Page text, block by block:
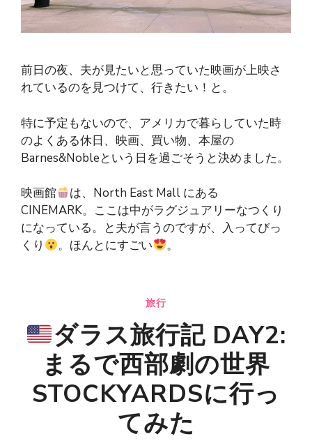
前日の夜、夫が見たいと思っていた映画が上映さ
れているのを見つけて、行きたい！と。
特に予定もないので、アメリカで暮らしていた時
のよくある休日、映画、買い物、本屋の
Barnes&Nobleという日を過ごそうと決めました。
映画館
は、North East Mall にある
CINEMARK。ここは中がラグジュアリーなつくり
になっている。と夫が言うのですが、入ってびっ
くり
。ほんとにすごい 。
旅行
ダラス旅行記 DAY2:
まるで西部劇の世界
STOCKYARDSに行っ
てみた